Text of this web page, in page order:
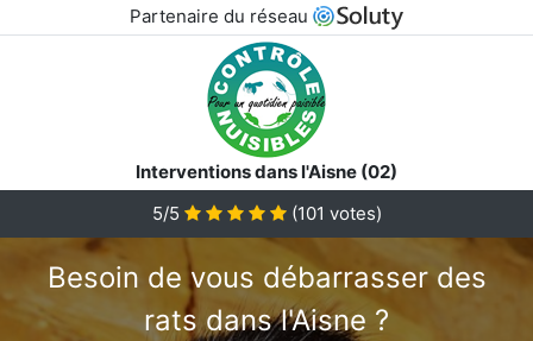
Partenaire du réseau
Interventions dans l'Aisne (02)
5/5 (101 votes)
Besoin de vous débarrasser des
rats dans l'Aisne ?